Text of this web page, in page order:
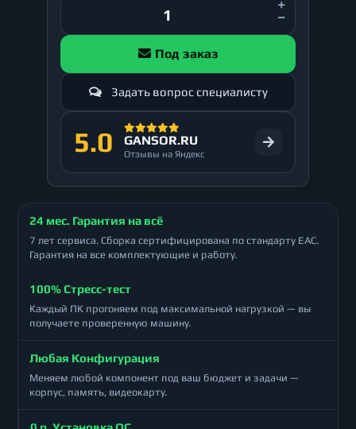
Под заказ
Задать вопрос специалисту
5.0 GANSOR.RU
Отзывы на Яндекс
24 мес. Гарантия на всё
7 лет сервиса. Сборка сертифицирована по стандарту ЕАС.
Гарантия на все комплектующие и работу.
100% Стресс-тест
Каждый ПК прогоняем под максимальной нагрузкой — вы
получаете проверенную машину.
Любая Конфигурация
Меняем любой компонент под ваш бюджет и задачи —
корпус, память, видеокарту.